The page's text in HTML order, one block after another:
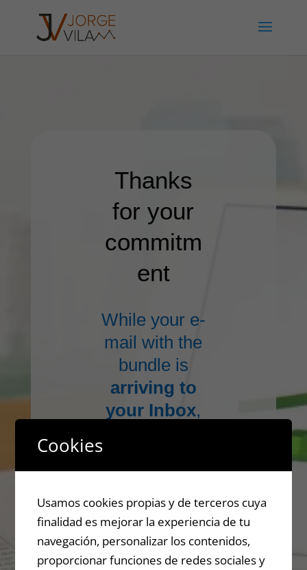
Thanks
for your
commitm
ent
While your e-
mail with the
bundle is
arriving to
your Inbox,
Gift
Get This
Proffesio
Cookies
Usamos cookies propias y de terceros cuya
finalidad es mejorar la experiencia de tu
navegación, personalizar los contenidos,
proporcionar funciones de redes sociales y